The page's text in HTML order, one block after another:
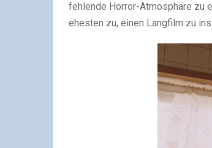
fehlende Horror-Atmosphäre zu
ehesten zu, einen Langfilm zu